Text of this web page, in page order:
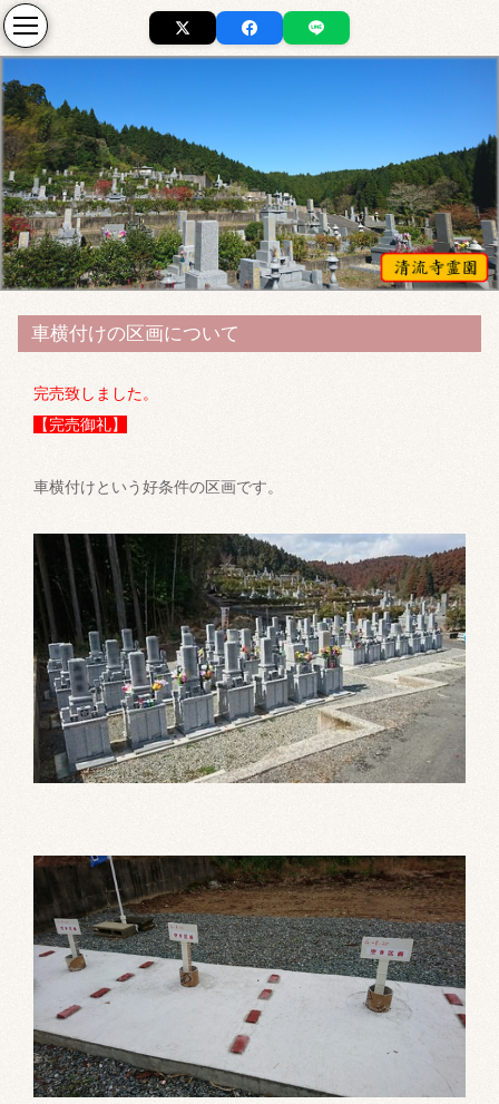
車横付けの区画について
完売致しました。
【完売御礼】
車横付けという好条件の区画です。